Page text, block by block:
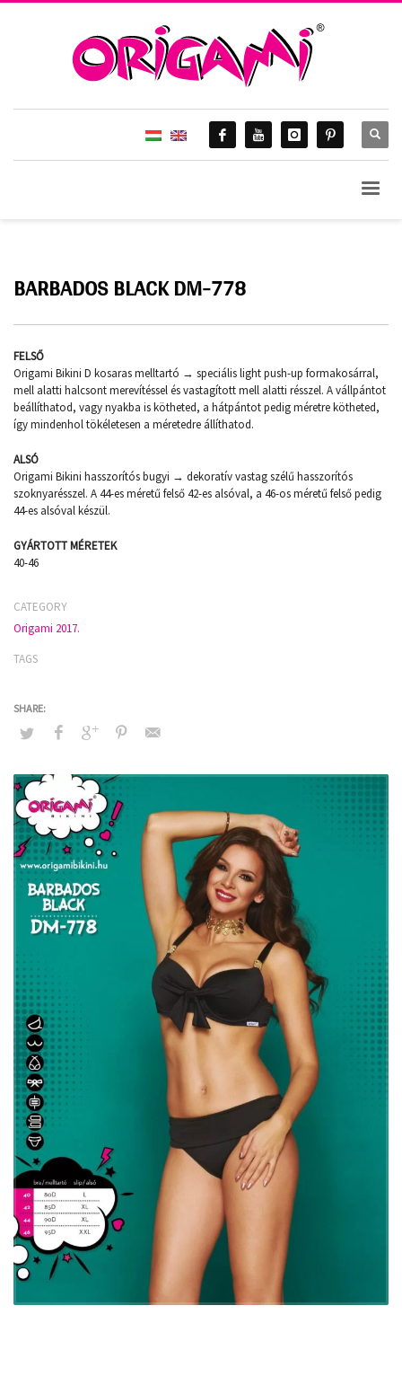
BARBADOS BLACK DM-778
FELSŐ
Origami Bikini D kosaras melltartó → speciális light push-up formakosárral,
mell alatti halcsont merevítéssel és vastagított mell alatti résszel. A vállpántot
beállíthatod, vagy nyakba is kötheted, a hátpántot pedig méretre kötheted,
így mindenhol tökéletesen a méretedre állíthatod.
ALSÓ
Origami Bikini hasszorítós bugyi → dekoratív vastag szélű hasszorítós
szoknyarésszel. A 44-es méretű felső 42-es alsóval, a 46-os méretű felső pedig
44-es alsóval készül.
GYÁRTOTT MÉRETEK
40-46
CATEGORY
Origami 2017.
TAGS